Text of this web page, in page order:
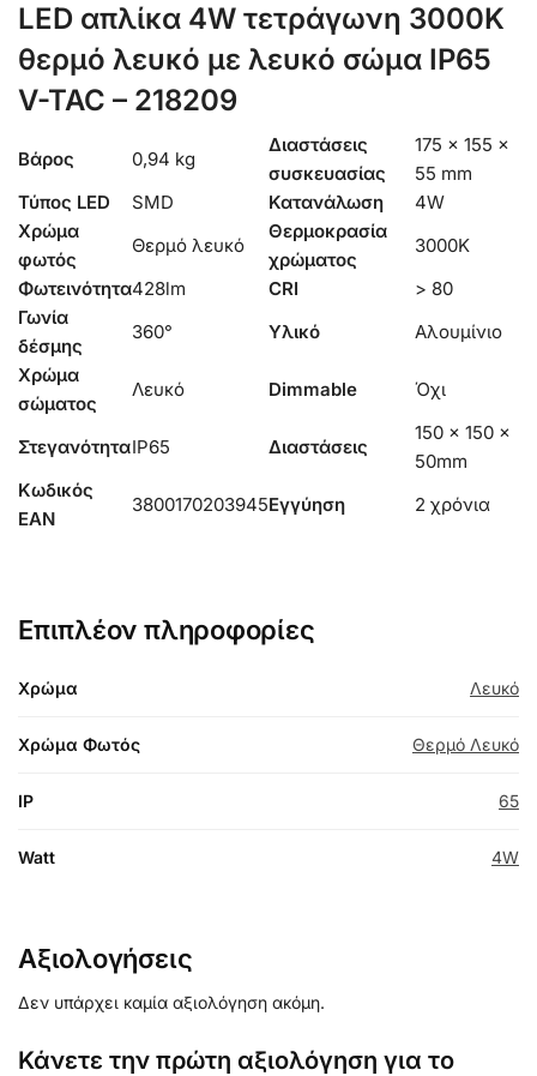
LED απλίκα 4W τετράγωνη 3000K
θερμό λευκό με λευκό σώμα IP65
V-TAC – 218209
Βάρος 0,94 kg
Διαστάσεις
συσκευασίας
175 × 155 ×
55 mm
Τύπος LED
SMD Κατανάλωση
4W
Χρώμα
φωτός
Θερμό λευκό
Θερμοκρασία
χρώματος
3000K
Φωτεινότητα428lm CRI
> 80
Γωνία
δέσμης
360° Υλικό
Αλουμίνιο
Χρώμα
σώματος
Λευκό Dimmable Όχι
ΣτεγανότηταIP65 Διαστάσεις
150 x 150 x
50mm
Κωδικός
EAN
3800170203945Εγγύηση 2 χρόνια
Επιπλέον πληροφορίες
Χρώμα Λευκό
Χρώμα Φωτός Θερμό Λευκό
IP 65
Watt 4W
Αξιολογήσεις
Δεν υπάρχει καμία αξιολόγηση ακόμη.
Κάνετε την πρώτη αξιολόγηση για το